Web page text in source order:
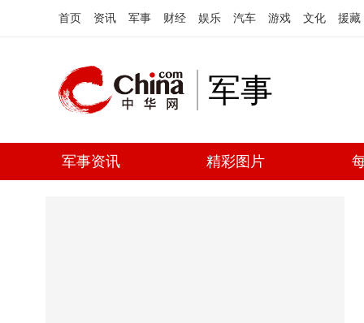
首页 资讯 军事 财经 娱乐 汽车 游戏 文化 援藏
军事
军事资讯 精彩图片